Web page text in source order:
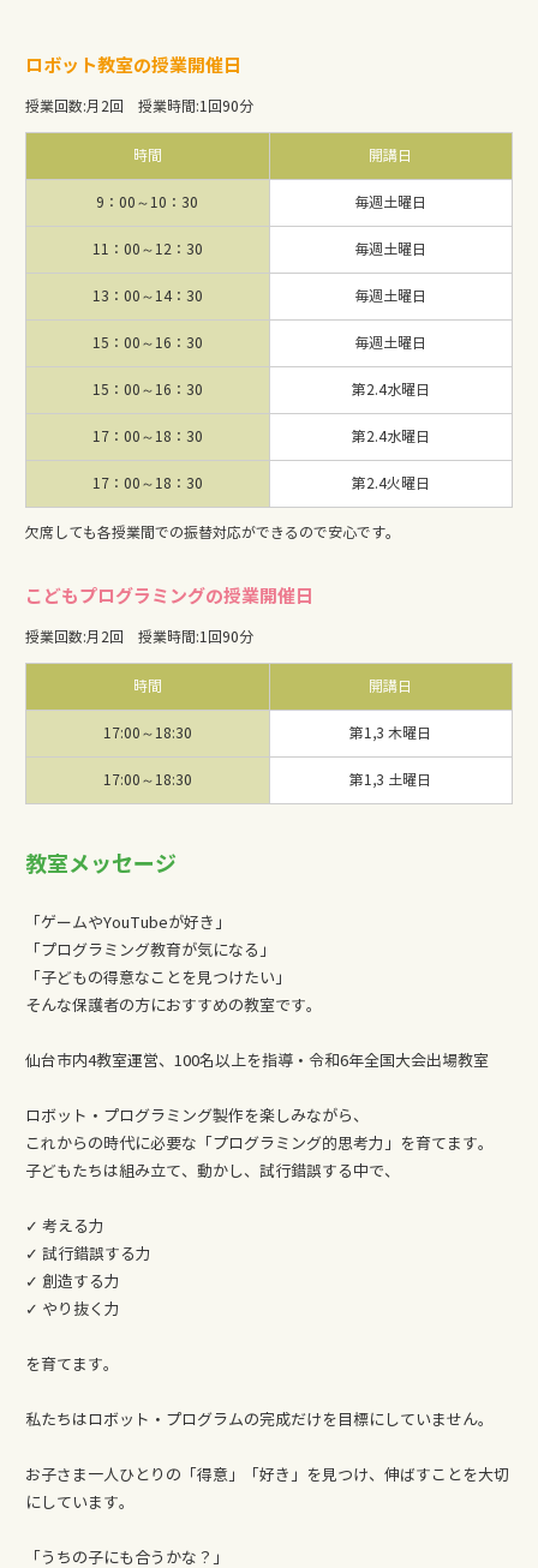
ロボット教室の授業開催日
授業回数:月2回 授業時間 :1回90分
時間 開講日
9：00～10：30 毎週土曜日
11：00～12：30 毎週土曜日
13：00～14：30 毎週土曜日
15：00～16：30 毎週土曜日
15：00～16：30 第2.4水曜日
17：00～18：30 第2.4水曜日
17：00～18：30 第2.4火曜日
欠席しても各授業間での振替対応ができるので安心です。
こどもプログラミングの授業開催日
授業回数:月2回 授業時間 :1回90分
時間 開講日
17:00～18:30 第1,3 木曜日
17:00～18:30 第1,3 土曜日
教室メッセージ
「ゲームやYouTubeが好き」
「プログラミング教育が気になる」
「子どもの得意なことを見つけたい」
そんな保護者の方におすすめの教室です。
仙台市内4教室運営、100名以上を指導・令和6年全国大会出場教室
ロボット・プログラミング製作を楽しみながら、
これからの時代に必要な「プログラミング的思考力」を育てます。
子どもたちは組み立て、動かし、試行錯誤する中で、
✓ 考える力
✓ 試行錯誤する力
✓ 創造する力
✓ やり抜く力
を育てます。
私たちはロボット・プログラムの完成だけを目標にしていません。
お子さま一人ひとりの「得意」「好き」を見つけ、伸ばすことを大切
にしています。
「うちの子にも合うかな？」